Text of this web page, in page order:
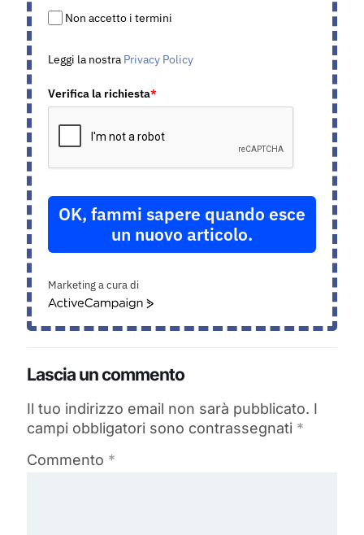
Non accetto i termini
Leggi la nostra Privacy Policy
Verifica la richiesta*
OK, fammi sapere quando esce
un nuovo articolo.
Marketing a cura di
ActiveCampaign
Lascia un commento
Il tuo indirizzo email non sarà pubblicato. I
campi obbligatori sono contrassegnati *
Commento *